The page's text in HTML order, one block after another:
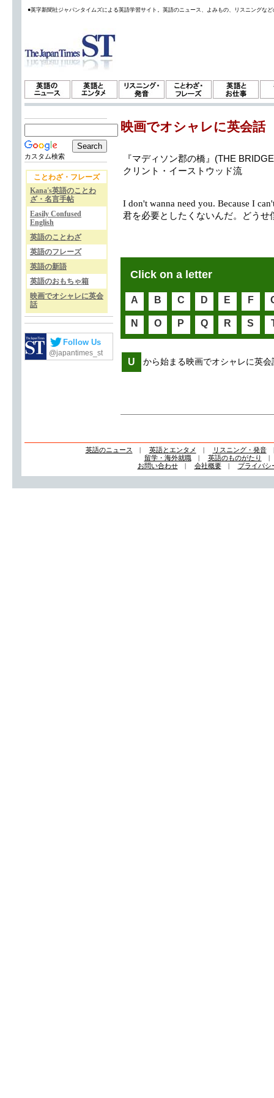
●英字新聞社ジャパンタイムズによる英語学習サイト。英語のニュース、よみもの、リスニングな
カスタム検索
ことわざ・フレーズ
Kana's英語のことわ
ざ・名言手帖
Easily Confused
English
英語のことわざ
英語のフレーズ
英語の新語
英語のおもちゃ箱
映画でオシャレに英会
話
Follow Us
@japantimes_st
映画でオシャレに英会話
『マディソン郡の橋』(THE
クリント・イーストウッド流
I don't wanna need you. Because I
君を必要としたくないんだ。どう
Click on a letter
A B C D E F
N O P Q R S
U から始まる映画でオシャレに英会
英語のニュース | 英語とエンタメ | リスニング・発音
留学・海外就職| 英語のものがたり
お問い合わせ| 会社概要| プライバシ